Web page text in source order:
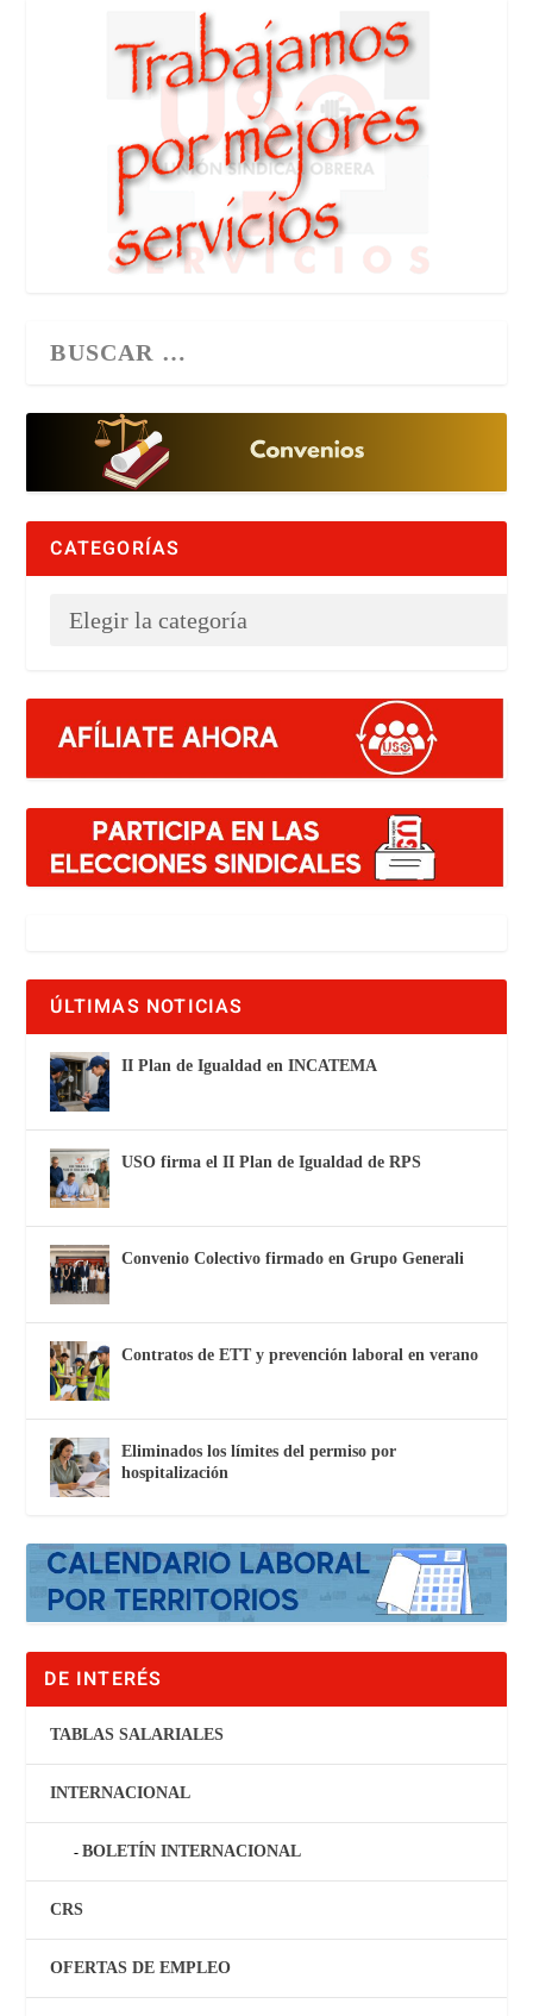
CATEGORÍAS
ÚLTIMAS NOTICIAS
II Plan de Igualdad en INCATEMA
USO firma el II Plan de Igualdad de RPS
Convenio Colectivo firmado en Grupo Generali
Contratos de ETT y prevención laboral en verano
Eliminados los límites del permiso por
hospitalización
DE INTERÉS
TABLAS SALARIALES
INTERNACIONAL
BOLETÍN INTERNACIONAL
CRS
OFERTAS DE EMPLEO